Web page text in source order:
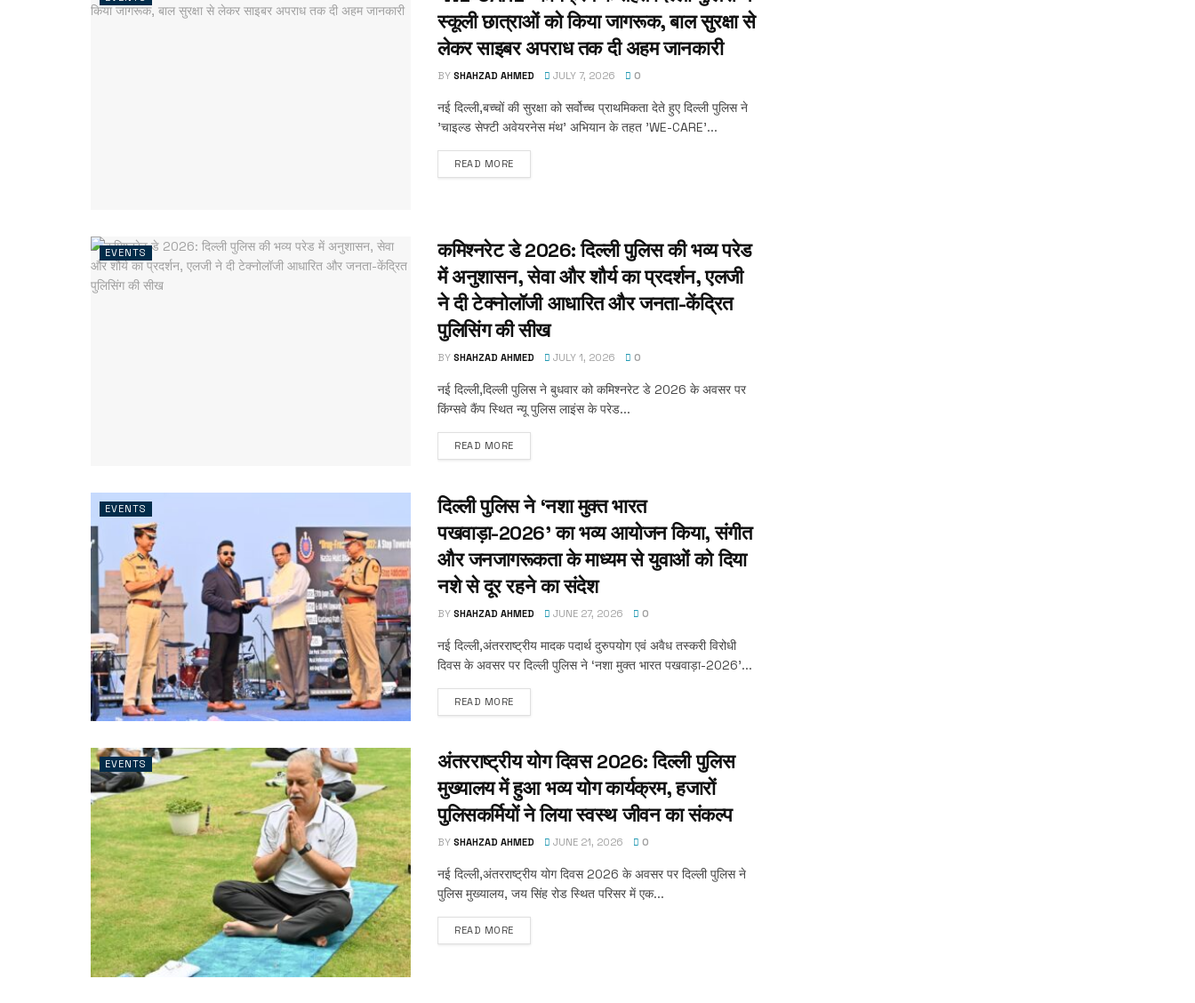
स्कूली छात्राओं को किया जागरूक, बाल सुरक्षा से
लेकर साइबर अपराध तक दी अहम जानकारी
BY SHAHZAD AHMED JULY 7, 2026 0
नई दिल्ली,बच्चों की सुरक्षा को सर्वोच्च प्राथमिकता देते हुए दिल्ली पुलिस ने
'चाइल्ड सेफ्टी अवेयरनेस मंथ' अभियान के तहत 'WE-CARE'...
READ MORE
EVENTS
कमिश्नरेट डे 2026: दिल्ली पुलिस की भव्य परेड
में अनुशासन, सेवा और शौर्य का प्रदर्शन, एलजी
ने दी टेक्नोलॉजी आधारित और जनता-केंद्रित
पुलिसिंग की सीख
BY SHAHZAD AHMED JULY 1, 2026 0
नई दिल्ली,दिल्ली पुलिस ने बुधवार को कमिश्नरेट डे 2026 के अवसर पर
किंग्सवे कैंप स्थित न्यू पुलिस लाइंस के परेड...
READ MORE
EVENTS
दिल्ली पुलिस ने ‘नशा मुक्त भारत
पखवाड़ा-2026’ का भव्य आयोजन किया, संगीत
और जनजागरूकता के माध्यम से युवाओं को दिया
नशे से दूर रहने का संदेश
BY SHAHZAD AHMED JUNE 27, 2026 0
नई दिल्ली,अंतरराष्ट्रीय मादक पदार्थ दुरुपयोग एवं अवैध तस्करी विरोधी
दिवस के अवसर पर दिल्ली पुलिस ने ‘नशा मुक्त भारत पखवाड़ा-2026’...
READ MORE
EVENTS
अंतरराष्ट्रीय योग दिवस 2026: दिल्ली पुलिस
मुख्यालय में हुआ भव्य योग कार्यक्रम, हजारों
पुलिसकर्मियों ने लिया स्वस्थ जीवन का संकल्प
BY SHAHZAD AHMED JUNE 21, 2026 0
नई दिल्ली,अंतरराष्ट्रीय योग दिवस 2026 के अवसर पर दिल्ली पुलिस ने
पुलिस मुख्यालय, जय सिंह रोड स्थित परिसर में एक...
READ MORE